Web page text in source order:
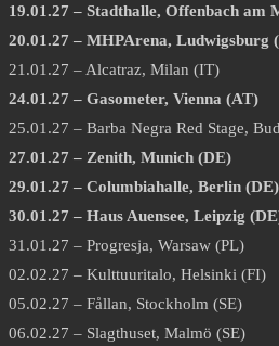
19.01.27 – Stadthalle, Offenbach am
20.01.27 – MHPArena, Ludwigsburg
21.01.27 – Alcatraz, Milan (IT)
24.01.27 – Gasometer, Vienna (AT)
25.01.27 – Barba Negra Red Stage,
27.01.27 – Zenith, Munich (DE)
29.01.27 – Columbiahalle, Berlin (DE)
30.01.27 – Haus Auensee, Leipzig
31.01.27 – Progresja, Warsaw (PL)
02.02.27 – Kulttuuritalo, Helsinki (FI)
05.02.27 – Fållan, Stockholm (SE)
06.02.27 – Slagthuset, Malmö (SE)